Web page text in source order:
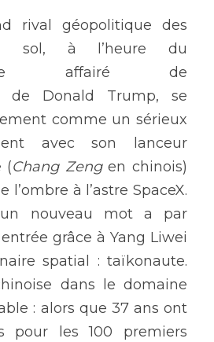
rival géopolitique des
sol, à l’heure du
affairé de
de Donald Trump, se
comme un sérieux
avec son lanceur
(Chang Zeng en chinois)
à l’astre SpaceX.
nouveau mot a par
grâce à Yang Liwei
spatial : taïkonaute.
dans le domaine
: alors que 37 ans ont
pour les 100 premiers